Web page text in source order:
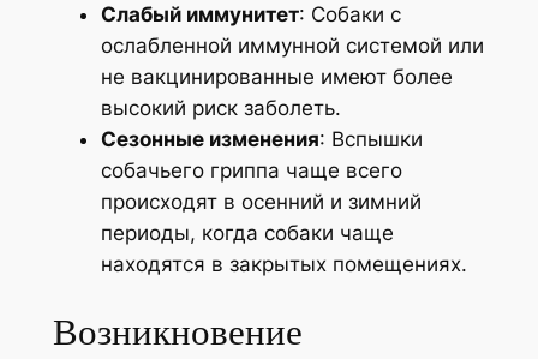
Слабый иммунитет: Собаки с
ослабленной иммунной системой или
не вакцинированные имеют более
высокий риск заболеть.
Сезонные изменения: Вспышки
собачьего гриппа чаще всего
происходят в осенний и зимний
периоды, когда собаки чаще
находятся в закрытых помещениях.
Возникновение